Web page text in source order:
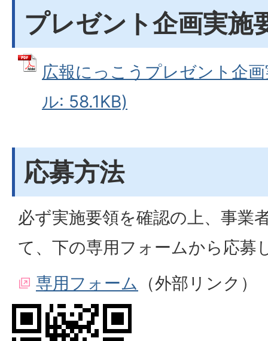
プレゼント企画実施
広報にっこうプレゼント企
ル: 58.1KB)
応募方法
必ず実施要領を確認の上、事業
て、下の専用フォームから応募
専用フォーム
（外部リンク）